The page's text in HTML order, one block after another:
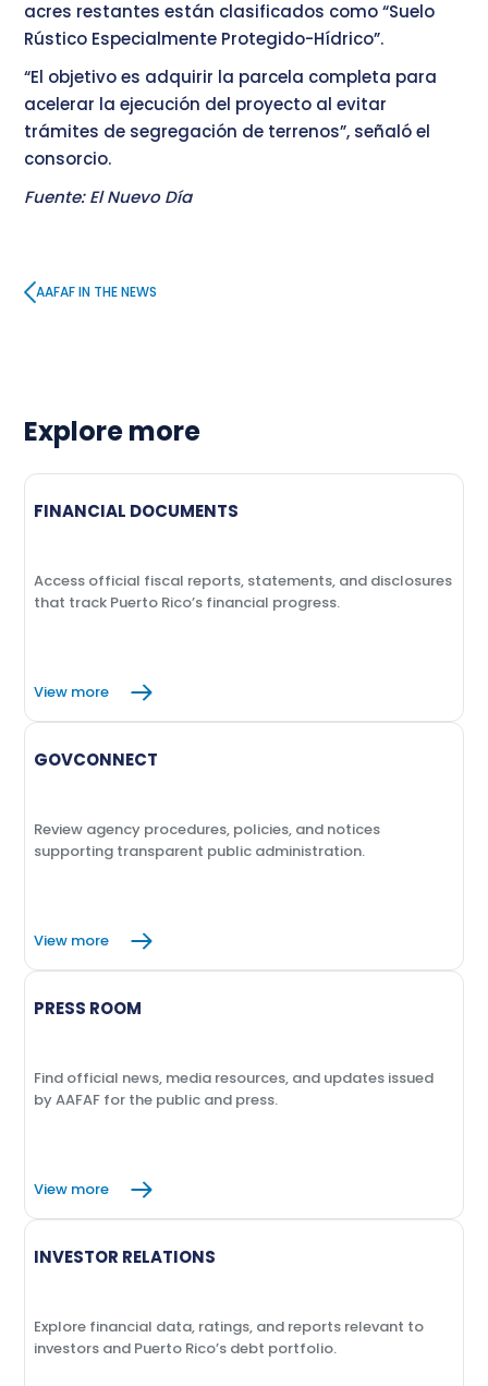
acres restantes están clasificados como “Suelo
Rústico Especialmente Protegido-Hídrico”.
“El objetivo es adquirir la parcela completa para
acelerar la ejecución del proyecto al evitar
trámites de segregación de terrenos”, señaló el
consorcio.
Fuente: El Nuevo Día
AAFAF IN THE NEWS
Explore more
FINANCIAL DOCUMENTS
Access official fiscal reports, statements, and disclosures
that track Puerto Rico’s financial progress.
View more
GOVCONNECT
Review agency procedures, policies, and notices
supporting transparent public administration.
View more
PRESS ROOM
Find official news, media resources, and updates issued
by AAFAF for the public and press.
View more
INVESTOR RELATIONS
Explore financial data, ratings, and reports relevant to
investors and Puerto Rico’s debt portfolio.